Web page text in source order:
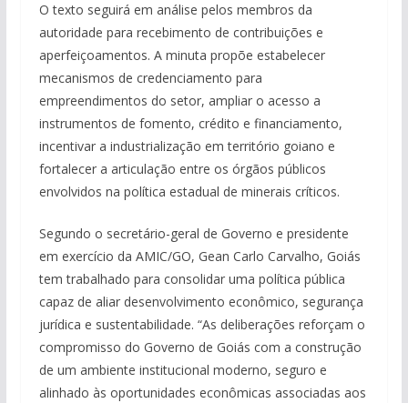
O texto seguirá em análise pelos membros da
autoridade para recebimento de contribuições e
aperfeiçoamentos. A minuta propõe estabelecer
mecanismos de credenciamento para
empreendimentos do setor, ampliar o acesso a
instrumentos de fomento, crédito e financiamento,
incentivar a industrialização em território goiano e
fortalecer a articulação entre os órgãos públicos
envolvidos na política estadual de minerais críticos.
Segundo o secretário-geral de Governo e presidente
em exercício da AMIC/GO, Gean Carlo Carvalho, Goiás
tem trabalhado para consolidar uma política pública
capaz de aliar desenvolvimento econômico, segurança
jurídica e sustentabilidade. “As deliberações reforçam o
compromisso do Governo de Goiás com a construção
de um ambiente institucional moderno, seguro e
alinhado às oportunidades econômicas associadas aos